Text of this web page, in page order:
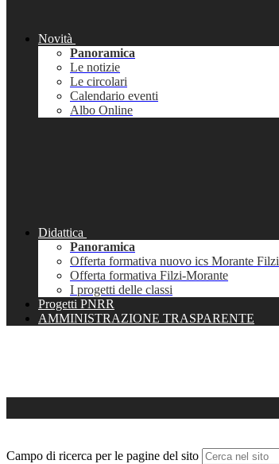
Novità
Panoramica
Le notizie
Le circolari
Calendario eventi
Albo Online
Didattica
Panoramica
Offerta formativa nuovo ics Morante Filzi
Offerta formativa Filzi-Morante
I progetti delle classi
Progetti PNRR
AMMINISTRAZIONE TRASPARENTE
Campo di ricerca per le pagine del sito